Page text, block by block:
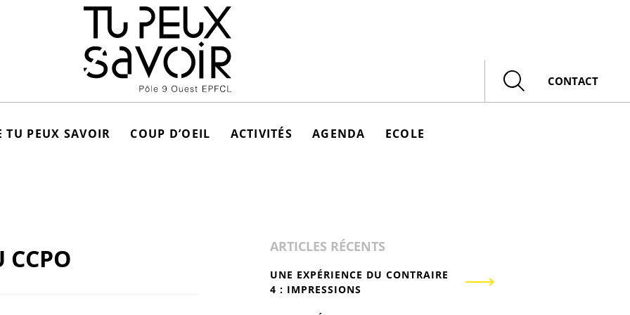
Rechercher
CONTACT
TU PEUX SAVOIR COUP D’OEIL ACTIVITÉS AGENDA ECOLE
CCPO
ARTICLES RÉCENTS
UNE EXPÉRIENCE DU CONTRAIRE
4 : IMPRESSIONS